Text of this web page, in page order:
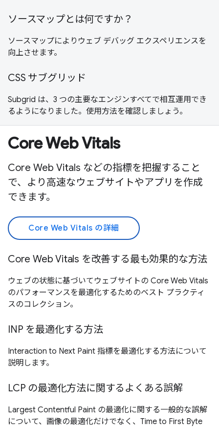
ソースマップとは何ですか？
ソースマップによりウェブ デバッグ エクスペリエンスを
向上させます。
CSS サブグリッド
Subgrid は、3 つの主要なエンジンすべてで相互運用でき
るようになりました。使用方法を確認しましょう。
Core Web Vitals
Core Web Vitals などの指標を把握すること
で、より高速なウェブサイトやアプリを作成
できます。
Core Web Vitals の詳細
Core Web Vitals を改善する最も効果的な方法
ウェブの状態に基づいてウェブサイトの Core Web Vitals
のパフォーマンスを最適化するためのベスト プラクティ
スのコレクション。
INP を最適化する方法
Interaction to Next Paint 指標を最適化する方法について
説明します。
LCP の最適化方法に関するよくある誤解
Largest Contentful Paint の最適化に関する一般的な誤解
について、画像の最適化だけでなく、Time to First Byte